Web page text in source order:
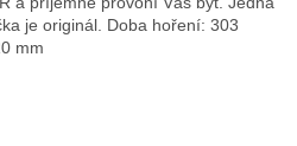
je originál. Doba hoření: 303
mm